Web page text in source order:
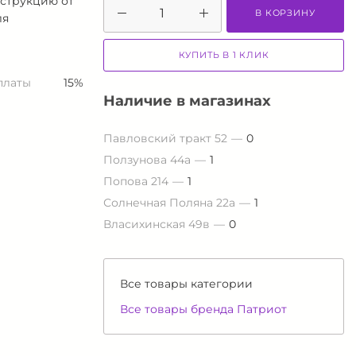
15%
В КОРЗИНУ
КУПИТЬ В 1 КЛИК
Наличие в магазинах
Павловский тракт 52
0
Ползунова 44а
1
Попова 214
1
Солнечная Поляна 22а
1
Власихинская 49в
0
Все товары категории
Все товары бренда Патриот